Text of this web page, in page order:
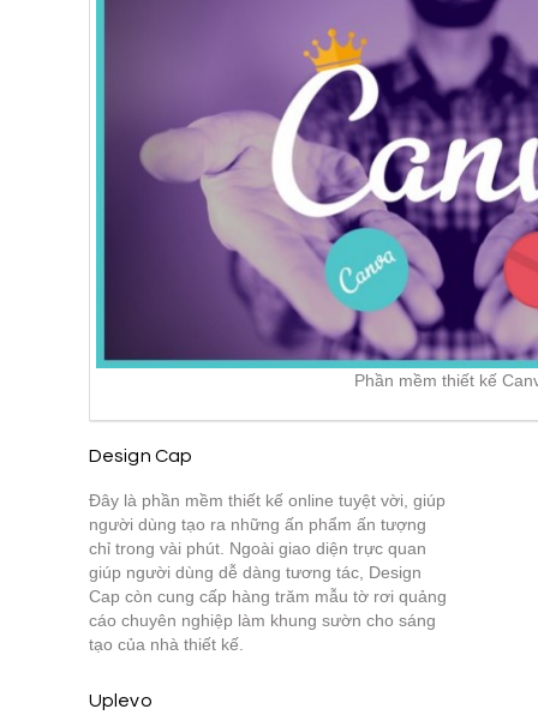
Phần mềm thiết kế
Design Cap
Đây là phần mềm thiết kế online tuyệt vời, giúp
người dùng tạo ra những ấn phẩm ấn tượng
chỉ trong vài phút. Ngoài giao diện trực quan
giúp người dùng dễ dàng tương tác, Design
Cap còn cung cấp hàng trăm mẫu tờ rơi quảng
cáo chuyên nghiệp làm khung sườn cho sáng
tạo của nhà thiết kế.
Uplevo